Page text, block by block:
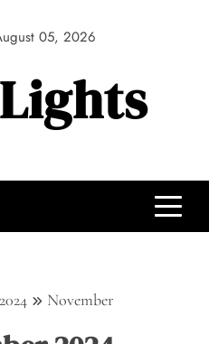
05, 2026
2024 November